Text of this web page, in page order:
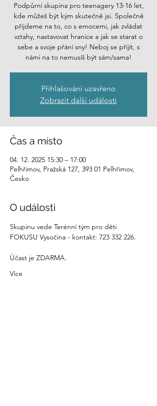
Podpůrní skupina pro teenagery 13-16 let,
kde můžeš být kým skutečně jsi. Společně
přijdeme na to, co s emocemi, jak zvládat
vztahy, nastavovat hranice a jak se starat o
sebe a svoje přání sny! Neboj se přijít, s
námi na to nemusíš být sám/sama!
Přihlašování uzavřeno
Zobrazit další události
Čas a místo
04. 12. 2025 15:30 – 17:00
Pelhřimov, Pražská 127, 393 01 Pelhřimov,
Česko
O události
Skupinu vede Terénní tým pro děti
FOKUSU Vysočina - kontakt: 723 332 226.
Účast je ZDARMA.
Více